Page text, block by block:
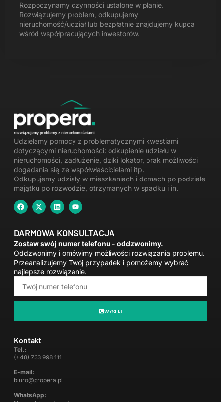
Rozpoczynamy czynności ustalone w planie.
Rozwiązujemy problem, odkupujemy
nieruchomość/udział lub bezpłatnie znajdujemy kupca
wśród współpracujących inwestorów.
Udzielamy pomocy z problematycznymi kwestiami
dotyczącymi nieruchomości: odkupienie udziału w
nieruchomości , zadłużenie, dziki lokator, brak możliwości
dogadania się ze współwłaścicielami itp.
Odkupujemy udziały w mieszkaniach i domach po podziale
majątku po rozwodzie otrzymanych w spadku i in.
Kontakt
Tel.:
(+48) 733 998 111
E-mail:
biuro@propera.pl
WhatsApp:
DARMOWA KONSULTACJA
Zostaw swój numer telefonu - oddzwonimy.
Oddzwonimy i omówimy możliwości rozwiązania problemu.
Przeanalizujemy Twój przypadek i pomożemy wybrać
najlepsze rozwiązanie.
WYŚLIJ